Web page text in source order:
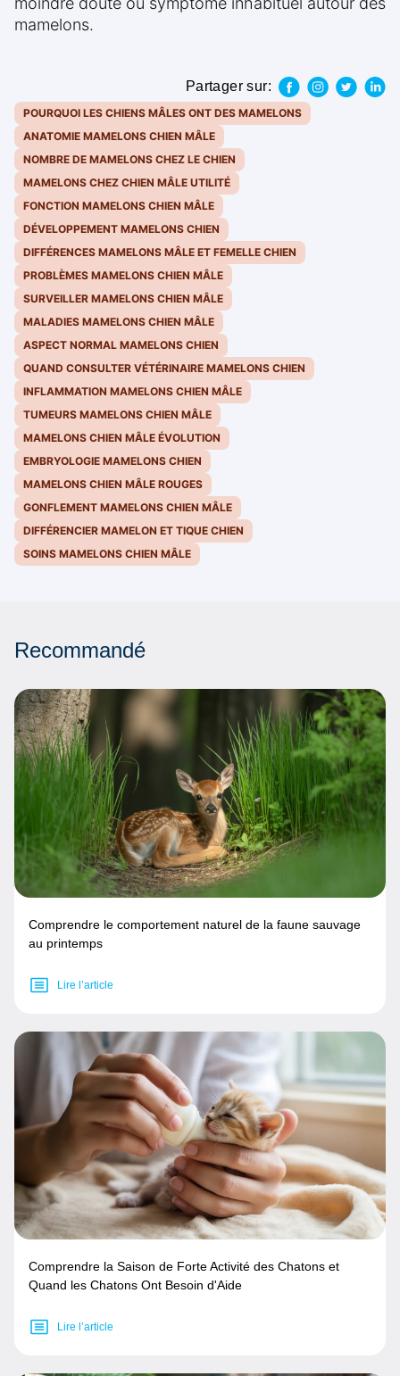
mamelons.
Partager sur:
POURQUOI LES CHIENS MÂLES ONT DES MAMELONS
ANATOMIE MAMELONS CHIEN MÂLE
NOMBRE DE MAMELONS CHEZ LE CHIEN
MAMELONS CHEZ CHIEN MÂLE UTILITÉ
FONCTION MAMELONS CHIEN MÂLE
DÉVELOPPEMENT MAMELONS CHIEN
DIFFÉRENCES MAMELONS MÂLE ET FEMELLE CHIEN
PROBLÈMES MAMELONS CHIEN MÂLE
SURVEILLER MAMELONS CHIEN MÂLE
MALADIES MAMELONS CHIEN MÂLE
ASPECT NORMAL MAMELONS CHIEN
QUAND CONSULTER VÉTÉRINAIRE MAMELONS CHIEN
INFLAMMATION MAMELONS CHIEN MÂLE
TUMEURS MAMELONS CHIEN MÂLE
MAMELONS CHIEN MÂLE ÉVOLUTION
EMBRYOLOGIE MAMELONS CHIEN
MAMELONS CHIEN MÂLE ROUGES
GONFLEMENT MAMELONS CHIEN MÂLE
DIFFÉRENCIER MAMELON ET TIQUE CHIEN
SOINS MAMELONS CHIEN MÂLE
Recommandé
Comprendre le comportement naturel de la faune sauvage
au printemps
Lire l’article
Comprendre la Saison de Forte Activité des Chatons et
Quand les Chatons Ont Besoin d'Aide
Lire l’article